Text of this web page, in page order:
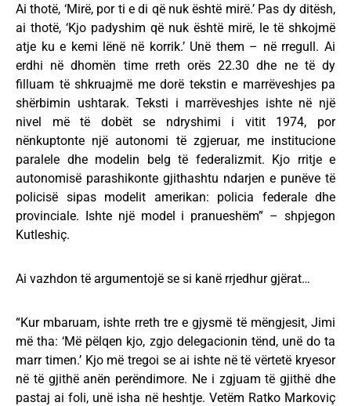
Ai thotë, ‘Mirë, por ti e di që nuk është mirë.’ Pas dy ditësh,
ai thotë, ‘Kjo padyshim që nuk është mirë, le të shkojmë
atje ku e kemi lënë në korrik.’ Unë them – në rregull. Ai
erdhi në dhomën time rreth orës 22.30 dhe ne të dy
filluam të shkruajmë me dorë tekstin e marrëveshjes pa
shërbimin ushtarak. Teksti i marrëveshjes ishte në një
nivel më të dobët se ndryshimi i vitit 1974, por
nënkuptonte një autonomi të zgjeruar, me institucione
paralele dhe modelin belg të federalizmit. Kjo rritje e
autonomisë parashikonte gjithashtu ndarjen e punëve të
policisë sipas modelit amerikan: policia federale dhe
provinciale. Ishte një model i pranueshëm” – shpjegon
Kutleshiç.
Ai vazhdon të argumentojë se si kanë rrjedhur gjërat…
“Kur mbaruam, ishte rreth tre e gjysmë të mëngjesit, Jimi
më tha: ‘Më pëlqen kjo, zgjo delegacionin tënd, unë do ta
marr timen.’ Kjo më tregoi se ai ishte në të vërtetë kryesor
në të gjithë anën perëndimore. Ne i zgjuam të gjithë dhe
pastaj ai foli, unë isha në heshtje. Vetëm Ratko Markoviç